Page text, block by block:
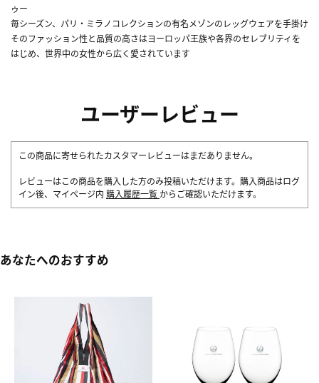
ゥー
毎シーズン、パリ・ミラノコレクションの有名メゾンのレッグウェアを手掛け
そのファッション性と品質の高さはヨーロッパ王族や各界のセレブリティを
はじめ、世界中の女性から広く愛されています
ユーザーレビュー
この商品に寄せられたカスタマーレビューはまだありません。
レビューはこの商品を購入した方のみ投稿いただけます。購入商品はログ
イン後、マイページ内 購入履歴一覧 からご確認いただけます。
あなたへのおすすめ